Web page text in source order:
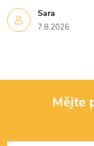
Sara
7.8.2026
Mějte